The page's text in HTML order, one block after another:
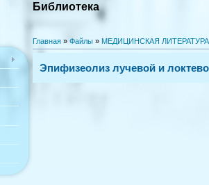
Библиотека
Главная » Файлы » МЕДИЦИНСКАЯ ЛИТЕРАТУРА
Эпифизеолиз лучевой и